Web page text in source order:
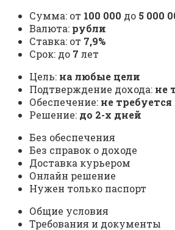
Сумма: от 100 000 до 5 000
Валюта: рубли
Ставка: от 7,9%
Срок: до 7 лет
Цель: на любые цели
Подтверждение дохода: не
Обеспечение: не требуется
Решение: до 2-х дней
Без обеспечения
Без справок о доходе
Доставка курьером
Онлайн решение
Нужен только паспорт
Общие условия
Требования и документы